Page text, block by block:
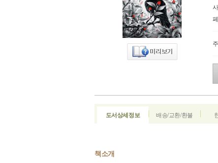
도서상세정보 배송/교환/환불
책소개